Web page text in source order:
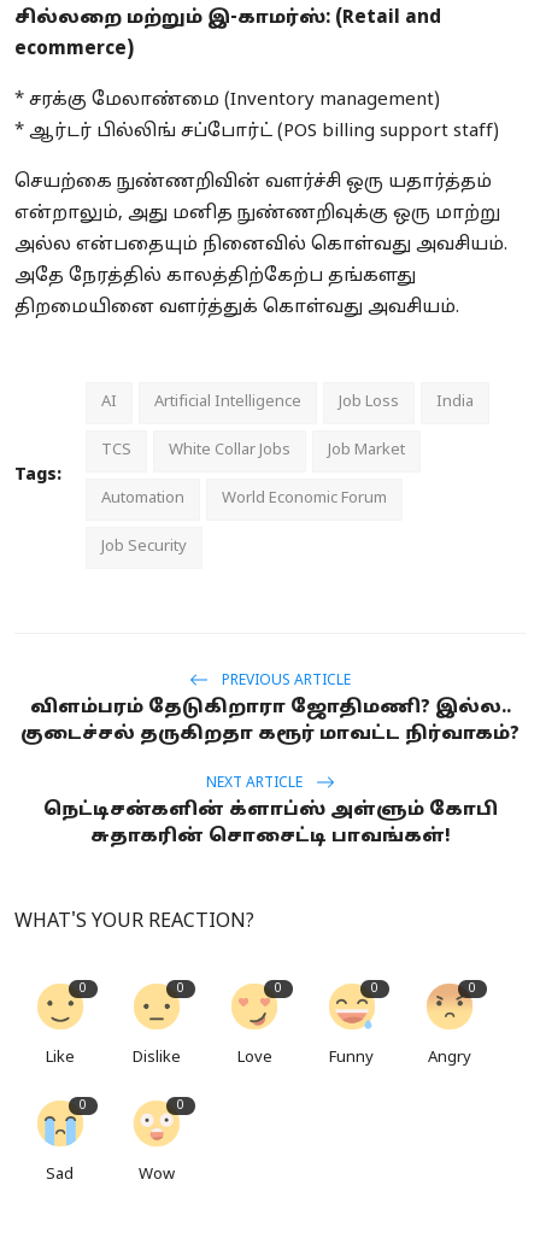
சில்லறை மற்றும் இ-காமர்ஸ்: (Retail and
ecommerce)
* சரக்கு மேலாண்மை (Inventory management)
* ஆர்டர் பில்லிங் சப்போர்ட் (POS billing support staff)
செயற்கை நுண்ணறிவின் வளர்ச்சி ஒரு யதார்த்தம்
என்றாலும், அது மனித நுண்ணறிவுக்கு ஒரு மாற்று
அல்ல என்பதையும் நினைவில் கொள்வது அவசியம்.
அதே நேரத்தில் காலத்திற்கேற்ப தங்களது
திறமையினை வளர்த்துக் கொள்வது அவசியம்.
Tags:
AI Artificial Intelligence Job Loss India
TCS White Collar Jobs Job Market
Automation World Economic Forum
Job Security
PREVIOUS ARTICLE
விளம்பரம் தேடுகிறாரா ஜோதிமணி? இல்ல..
குடைச்சல் தருகிறதா கரூர் மாவட்ட நிர்வாகம்?
NEXT ARTICLE
நெட்டிசன்களின் க்ளாப்ஸ் அள்ளும் கோபி
சுதாகரின் சொசைட்டி பாவங்கள்!
WHAT'S YOUR REACTION?
0
Like
0
Dislike
0
Love
0
Funny
0
Angry
0
Sad
0
Wow